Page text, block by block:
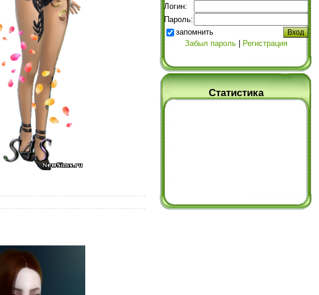
Логин:
Пароль:
запомнить
Забыл пароль
Регистрация
Статистика